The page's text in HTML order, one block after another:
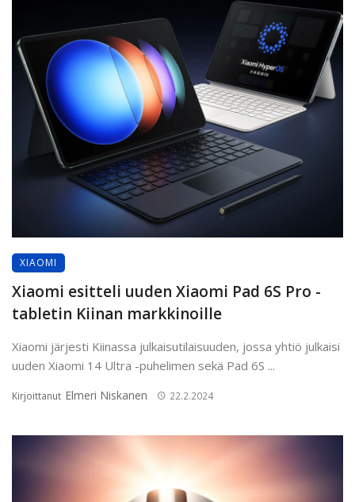
XIAOMI
Xiaomi esitteli uuden Xiaomi Pad 6S Pro -
tabletin Kiinan markkinoille
Xiaomi järjesti Kiinassa julkaisutilaisuuden, jossa yhtiö julkaisi
uuden Xiaomi 14 Ultra -puhelimen sekä Pad 6S ...
Kirjoittanut Elmeri Niskanen 22.2.2024